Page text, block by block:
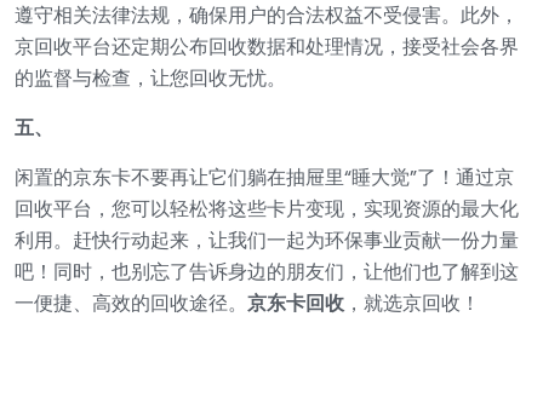
遵守相关法律法规，确保用户的合法权益不受侵害。此外，
京回收平台还定期公布回收数据和处理情况，接受社会各界
的监督与检查，让您回收无忧。
五、
闲置的京东卡不要再让它们躺在抽屉里“睡大觉”了！通过京
回收平台，您可以轻松将这些卡片变现，实现资源的最大化
利用。赶快行动起来，让我们一起为环保事业贡献一份力量
吧！同时，也别忘了告诉身边的朋友们，让他们也了解到这
一便捷、高效的回收途径。 京东卡回收，就选京回收！